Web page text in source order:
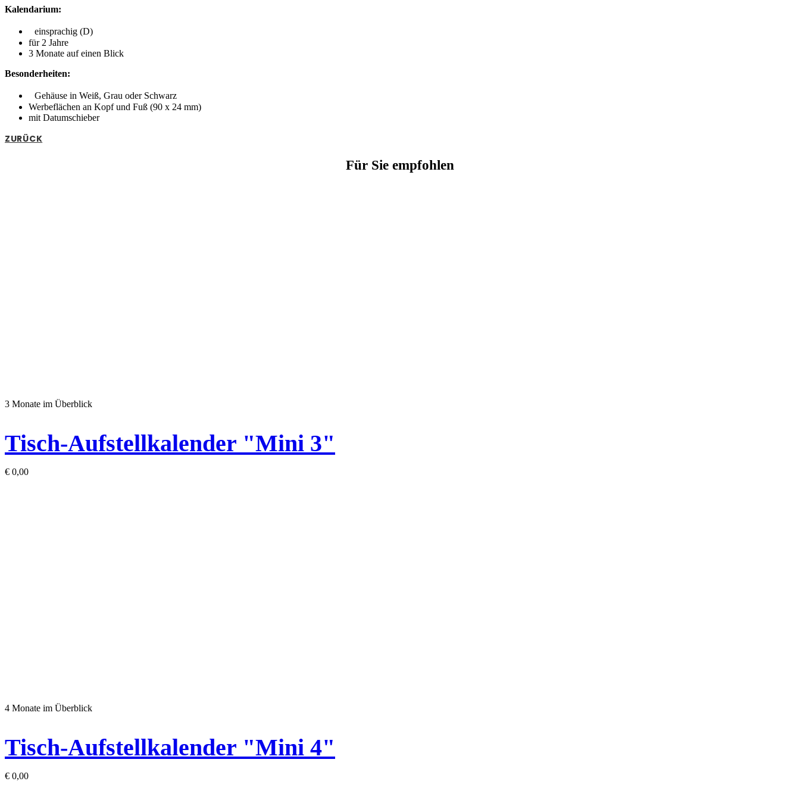
Kalendarium:
einsprachig (D)
für 2 Jahre
3 Monate auf einen Blick
Besonderheiten:
Gehäuse in Weiß, Grau oder Schwarz
Werbeflächen an Kopf und Fuß (90 x 24 mm)
mit Datumschieber
ZURÜCK
Für Sie empfohlen
3 Monate im Überblick
Tisch-Aufstellkalender "Mini 3"
€ 0,00
4 Monate im Überblick
Tisch-Aufstellkalender "Mini 4"
€ 0,00